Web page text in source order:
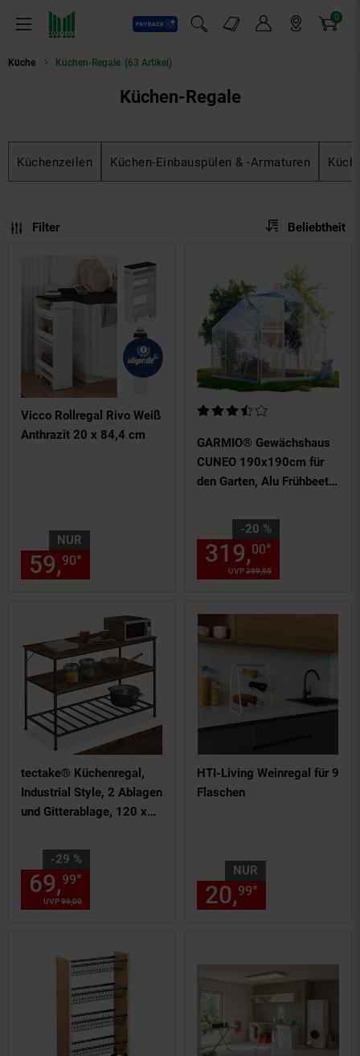
Menü
Payback
Suchfeld einblenden
Markt-Angebote 0
Artikel
Küche Küchen-Regale (63 Artikel)
Küchen-Regale
Küchenzeilen Küchen-Einbauspülen & -Armaturen
Filter Sortierung:
Beliebtheit
Vicco Rollregal Rivo Weiß
Anthrazit 20 x 84,4 cm
NUR
59,90* € Sternchen
GARMIO® Gewächshaus
CUNEO 190x190cm für
den Garten, Alu Frühbeet
Dachfenster Treibhaus
Aufzucht
Kundenbewertung: 3,67 von 5
-20 %
Sie Sparen 20 Prozent,
UVP399,95
319,00*
tectake® Küchenregal,
Industrial Style, 2 Ablagen
und Gitterablage, 120 x
-29 %
Sie Sparen 29 Prozent,
UVP99,00
69,99* Aktueller Preis: 69,
HTI-Living Weinregal für 9
Flaschen
NUR
20,99*